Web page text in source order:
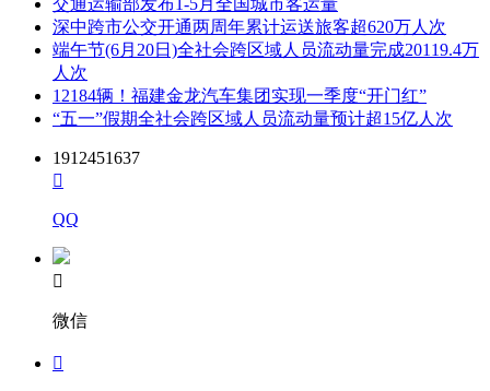
深中跨市公交开通两周年累计运送旅客超620万人次
端午节(6月20日)全社会跨区域人员流动量完成20119.4万
人次
12184辆！福建金龙汽车集团实现一季度“开门红”
“五一”假期全社会跨区域人员流动量预计超15亿人次
1912451637

QQ

微信
